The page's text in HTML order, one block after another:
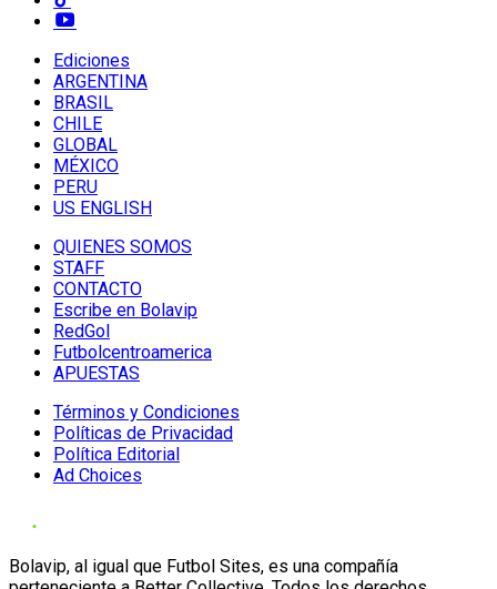
Ediciones
ARGENTINA
BRASIL
CHILE
GLOBAL
MÉXICO
PERU
US ENGLISH
QUIENES SOMOS
STAFF
CONTACTO
Escribe en Bolavip
RedGol
Futbolcentroamerica
APUESTAS
Términos y Condiciones
Políticas de Privacidad
Política Editorial
Ad Choices
Bolavip, al igual que Futbol Sites, es una compañía